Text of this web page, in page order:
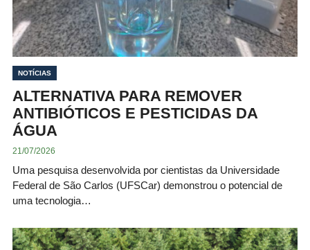
NOTÍCIAS
ALTERNATIVA PARA REMOVER
ANTIBIÓTICOS E PESTICIDAS DA
ÁGUA
21/07/2026
Uma pesquisa desenvolvida por cientistas da Universidade
Federal de São Carlos (UFSCar) demonstrou o potencial de
uma tecnologia…